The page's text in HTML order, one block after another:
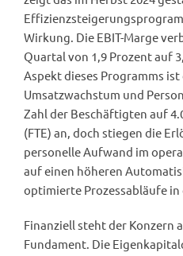
Wirkung. Die EBIT-Marge
Quartal von 1,9 Prozent auf
Aspekt dieses Programms
Umsatzwachstum und
Zahl der Beschäftigten auf
(FTE) an, doch stiegen die
personelle Aufwand im
auf einen höheren
optimierte Prozessabläufe
Finanziell steht der Konzern
Fundament. Die